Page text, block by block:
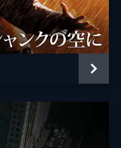
ゲイリー・ギルバート
マーク・プラット